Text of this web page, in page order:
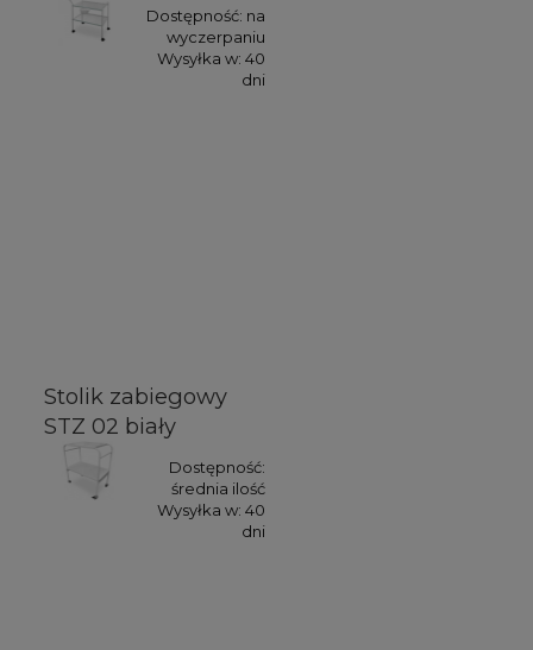
Dostępność: na
wyczerpaniu
Wysyłka w: 40
dni
Stolik zabiegowy
STZ 02 biały
Dostępność:
średnia ilość
Wysyłka w: 40
dni